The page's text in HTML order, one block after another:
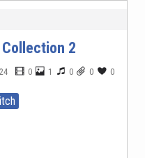
2
0 1 0 0 0